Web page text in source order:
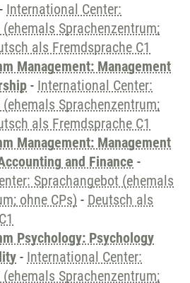
- International Center:
Sprachenzentrum;
als Fremdsprache C1
Management: Management
- International Center:
Sprachenzentrum;
als Fremdsprache C1
Management: Management
and Finance -
Sprachangebot (ehemals
ohne CPs) - Deutsch als
Psychology: Psychology
- International Center:
Sprachenzentrum;